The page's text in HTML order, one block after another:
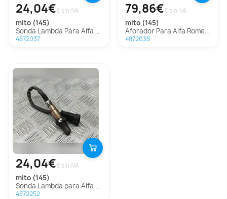
24,04€€ sin IVA
mito (145)
Sonda Lambda Para Alfa Romeo Mito
4872037
79,86€€ sin IVA
mito (145)
Aforador Para Alfa Romeo Mito
4872038
24,04€€ sin IVA
mito (145)
Sonda Lambda para Alfa Romeo Mito
4872252